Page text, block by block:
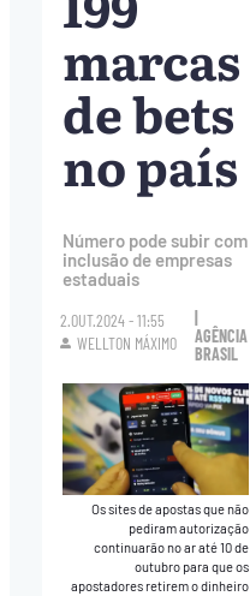
marcas
de bets
no país
Número pode subir com
inclusão de empresas
estaduais
2.OUT.2024 - 11:55
WELLTON MÁXIMO
AGÊNCIA
BRASIL
Os sites de apostas que não
pediram autorização
continuarão no ar até 10 de
outubro para que os
apostadores retirem o dinheiro